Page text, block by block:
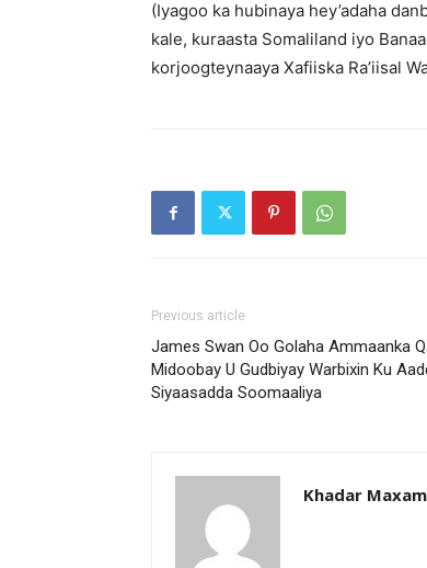
(Iyagoo ka hubinaya hey’adaha
kale, kuraasta Somaliland iyo
korjoogteynaaya Xafiiska Ra’iisal
Previous article
James Swan Oo Golaha Ammaanka
Midoobay U Gudbiyay Warbixin Ku
Siyaasadda Soomaaliya
Khadar